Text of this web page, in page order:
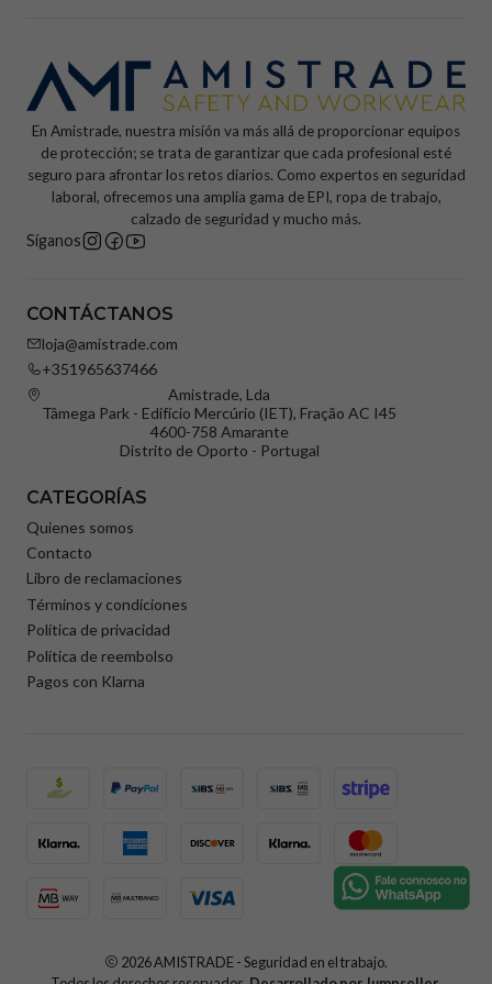
En Amistrade, nuestra misión va más allá de proporcionar equipos
de protección; se trata de garantizar que cada profesional esté
seguro para afrontar los retos diarios. Como expertos en seguridad
laboral, ofrecemos una amplia gama de EPI, ropa de trabajo,
calzado de seguridad y mucho más.
Síganos
CONTÁCTANOS
loja@amistrade.com
+351965637466
Amistrade, Lda
Tâmega Park - Edifício Mercúrio (IET), Fração AC I45
4600-758 Amarante
Distrito de Oporto - Portugal
CATEGORÍAS
Quienes somos
Contacto
Libro de reclamaciones
Términos y condiciones
Política de privacidad
Política de reembolso
Pagos con Klarna
2026 AMISTRADE - Seguridad en el trabajo.